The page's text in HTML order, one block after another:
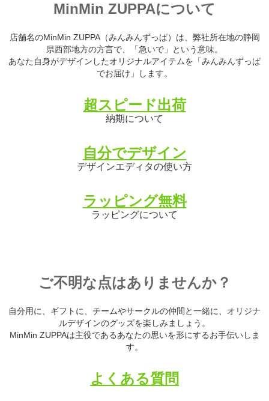
MinMin ZUPPAについて
店舗名のMinMin ZUPPA（みんみんずっぱ）は、弊社所在地の静岡
県西部地方の方言で、「急いで」という意味。
あなた自身がデザインしたオリジナルアイテムを「みんみんずっぱ
でお届け」します。
超スピード出荷
納期について
自分でデザイン
デザインエディタの使い方
ラッピング無料
ラッピングについて
ご不明な点はありませんか？
自分用に、ギフトに、チームやサークルの仲間と一緒に、オリジナ
ルデザインのグッズを楽しみましょう。
MinMin ZUPPAは主役であるあなたの思いを形にするお手伝いしま
す。
よくある質問